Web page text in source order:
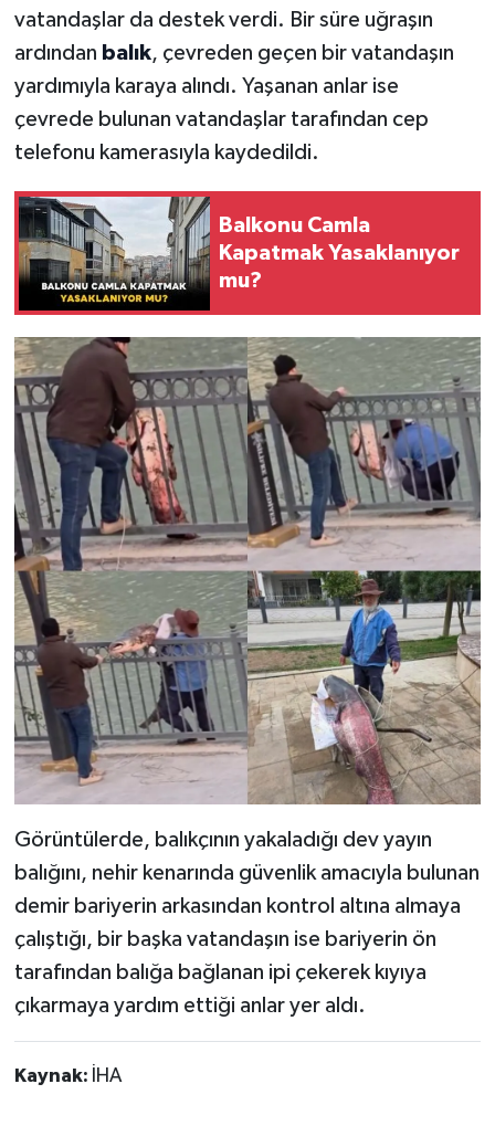
vatandaşlar da destek verdi. Bir süre uğraşın
ardından balık, çevreden geçen bir vatandaşın
yardımıyla karaya alındı. Yaşanan anlar ise
çevrede bulunan vatandaşlar tarafından cep
telefonu kamerasıyla kaydedildi.
Balkonu Camla
Kapatmak Yasaklanıyor
mu?
Görüntülerde, balıkçının yakaladığı dev yayın
balığını, nehir kenarında güvenlik amacıyla bulunan
demir bariyerin arkasından kontrol altına almaya
çalıştığı, bir başka vatandaşın ise bariyerin ön
tarafından balığa bağlanan ipi çekerek kıyıya
çıkarmaya yardım ettiği anlar yer aldı.
Kaynak: İHA